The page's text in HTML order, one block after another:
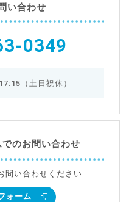
い合わせ
0349
（土日祝休）
のお問い合わせ
問い合わせください
ォーム